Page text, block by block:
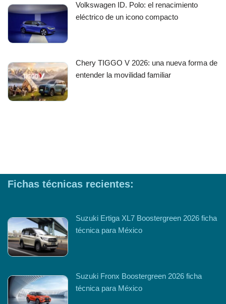
Volkswagen ID. Polo: el renacimiento
eléctrico de un icono compacto
Chery TIGGO V 2026: una nueva forma de
entender la movilidad familiar
Fichas técnicas recientes:
Suzuki Ertiga XL7 Boostergreen 2026 ficha
técnica para México
Suzuki Fronx Boostergreen 2026 ficha
técnica para México